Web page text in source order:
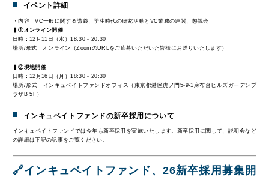
イベント詳細
・内容：VC一般に関する講義、学生時代の研究活動とVC業務の連関、懇親会
▍①オンライン開催
日時：12月11日（水）18:30 - 20:30
場所/形式：オンライン（ZoomのURLをご応募いただいた皆様にお送りいたします）
▍②現地開催
日時：12月16日（月）18:30 - 20:30
場所/形式：インキュベイトファンドオフィス（東京都港区虎ノ門5-9-1麻布台ヒルズガーデンプ
ラザB 5F）
インキュベイトファンドの新卒採用について
インキュベイトファンドでは今年も新卒採用を実施いたします。新卒採用に関して、説明会など
の詳細は下記の記事をご覧ください。
🔗インキュベイトファンド、26新卒採用募集開